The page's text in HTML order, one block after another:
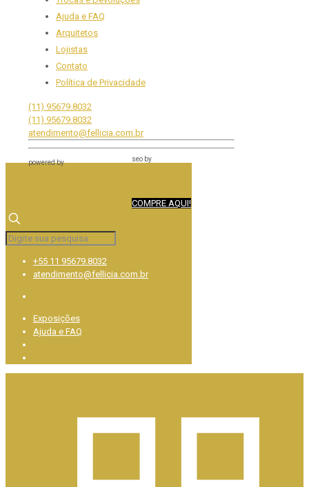
Ajuda e FAQ
Arquitetos
Lojistas
Contato
Política de Privacidade
(11) 95679.8032
(11) 95679.8032
atendimento@fellicia.com.br
powered by seo by
COMPRE AQUI!
+55 11 95679.8032
atendimento@fellicia.com.br
Exposições
Ajuda e FAQ